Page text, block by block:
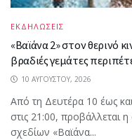
ΕΚΔΗΛΩΣΕΙΣ
«Βαϊάνα 2» στον θερινό
βραδιές γεμάτες
10 ΑΥΓΟΎΣΤΟΥ, 2026
Από τη Δευτέρα 10 έως
στις 21:00, προβάλλεται
σχεδίων «Βαϊάνα...